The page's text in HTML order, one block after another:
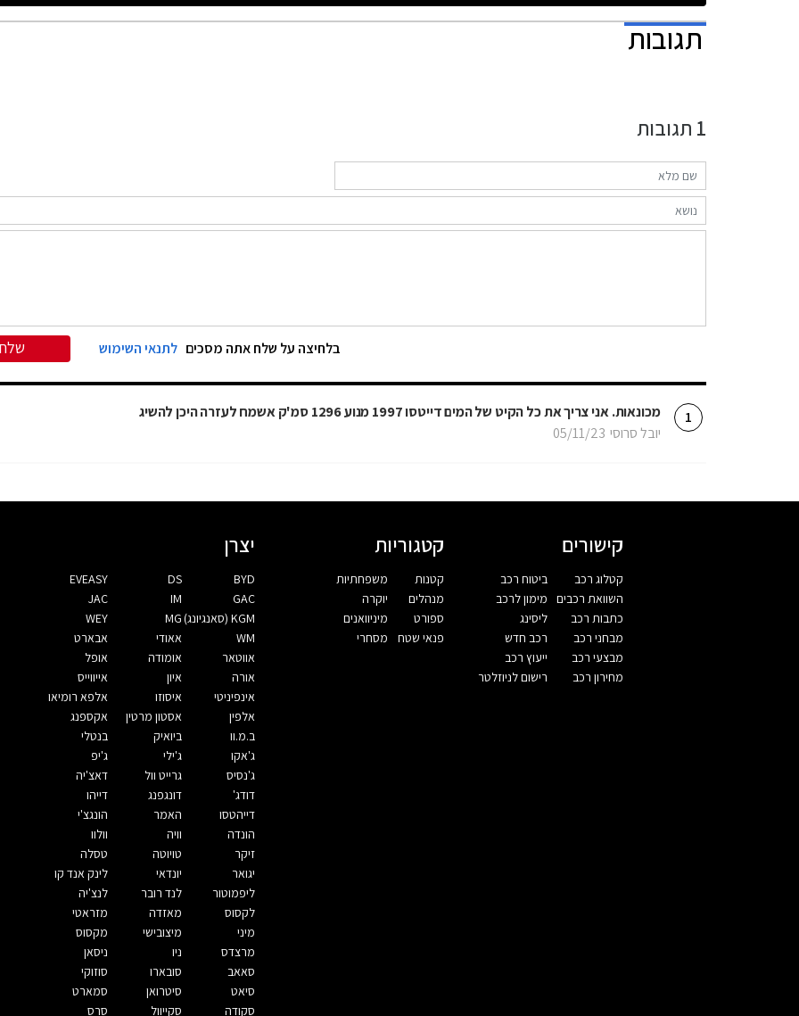
תגובות
1 תגובות
בלחיצה על שלח אתה מסכים לתנאי השימוש
1
מכונאות. אני צריך את כל הקיט של המים דייטסו 1997 מנוע 1296 סמ'ק אשמח לעזרה היכן להשיג
יובל סרוסי 05/11/23
קישורים
קטלוג רכב
השוואת רכבים
כתבות רכב
מבחני רכב
מבצעי רכב
מחירון רכב
ביטוח רכב
מימון לרכב
ליסינג
רכב חדש
ייעוץ רכב
רישום לניוזלטר
קטגוריות
קטנות
מנהלים
ספורט
פנאי שטח
משפחתיות
יוקרה
מיניוואנים
מסחרי
יצרן
BYD
DS
EVEASY
GAC
IM
JAC
KGM (סאנגיונג)
MG
WEY
WM
אאודי
אבארט
אווטאר
אומודה
אופל
אורה
איון
אייווייס
אינפיניטי
איסוזו
אלפא רומיאו
אלפין
אסטון מרטין
אקספנג
ב.מ.וו
ביואיק
בנטלי
ג'אקו
ג'ילי
ג'יפ
ג'נסיס
גרייט וול
דאצ'יה
דודג'
דונגפנג
דייהו
דייהטסו
האמר
הונגצ'י
הונדה
וויה
וולוו
זיקר
טויוטה
טסלה
יגואר
יונדאי
לינק אנד קו
ליפמוטור
לנד רובר
לנצ'יה
לקסוס
מאזדה
מזראטי
מיני
מיצובישי
מקסוס
מרצדס
ניו
ניסאן
סאאב
סובארו
סוזוקי
סיאט
סיטרואן
סמארט
סקודה
סקייוול סרס